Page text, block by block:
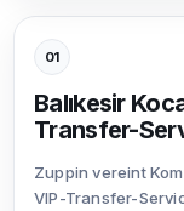
01
Balıkesir
Transfer-
Zuppin vereint
VIP-Transfer-